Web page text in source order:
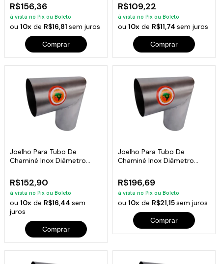
R$156,36
à vista no Pix ou Boleto
ou10x de R$16,81sem juros
Comprar
R$109,22
à vista no Pix ou Boleto
ou 10xde R$11,74 sem juros
Comprar
Joelho Para Tubo De
Chaminé Inox Diâmetro
R$152,90
à vista no Pix ou Boleto
ou10x de R$16,44sem
juros
Comprar
Joelho Para Tubo De
Chaminé Inox Diâmetro
R$196,69
à vista no Pix ou Boleto
ou 10xde R$21,15sem juros
Comprar